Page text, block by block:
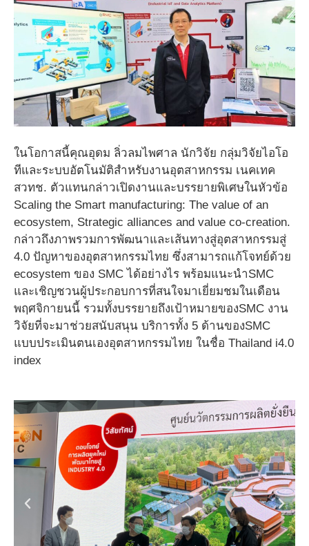
ในโอกาสนี้คุณอุดม ลิ่วลมไพศาล นักวิจัย กลุ่มวิจัยไอโอ
ทีและระบบอัตโนมัติสำหรับงานอุตสาหกรรม เนคเทค
สวทช. ตัวแทนกล่าวเปิดงานและบรรยายพิเศษในหัวข้อ
Scaling the Smart manufacturing: The value of an
ecosystem, Strategic alliances and value co-creation.
กล่าวถึงภาพรวมการพัฒนาและเส้นทางสู่อุตสาหกรรมสู่
4.0 ปัญหาของอุตสาหกรรมไทย ซึ่งสามารถแก้โจทย์ด้วย
ecosystem ของ SMC ได้อย่างไร พร้อมแนะนำSMC
และเชิญชวนผู้ประกอบการที่สนใจมาเยี่ยมชมในเดือน
พฤศจิกายนนี้ รวมทั้งบรรยายถึงเป้าหมายของSMC งาน
วิจัยที่จะมาช่วยสนับสนุน บริการทั้ง 5 ด้านของSMC
แบบประเมินตนเองอุตสาหกรรมไทย ในชื่อ Thailand i4.0
index